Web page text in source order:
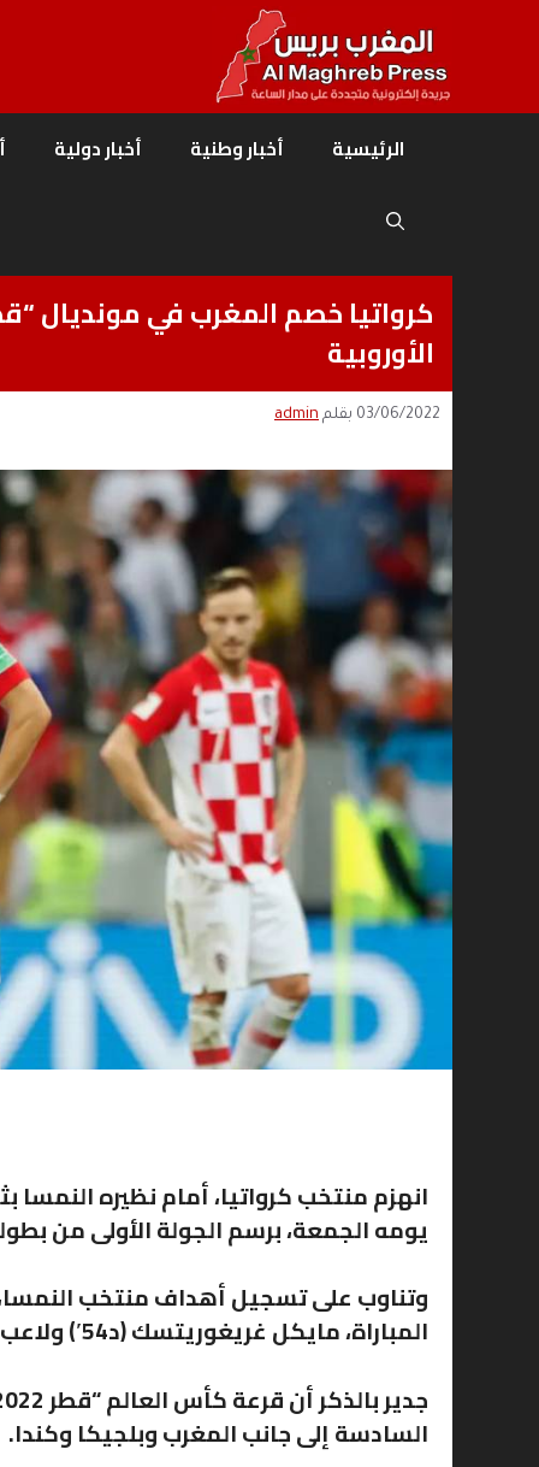
الرئيسية أخبار وطنية أخبار دولية
الأوروبية
03/06/2022 بقلم admin
انهزم منتخب كرواتيا، أمام نظيره
يومه الجمعة، برسم الجولة الأولى من
المباراة، مايكل غريغوريتسك (د54′) ولاعب بايرن ميونخ مارسيل زابيتسر (د57′).
السادسة إلى جانب المغرب وبلجيكا وكندا.